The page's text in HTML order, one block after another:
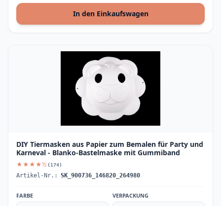
In den Einkaufswagen
DIY Tiermasken aus Papier zum Bemalen für Party und
Karneval - Blanko-Bastelmaske mit Gummiband
★★★★½ (174)
Artikel-Nr.: SK_900736_146820_264980
FARBE VERPACKUNG